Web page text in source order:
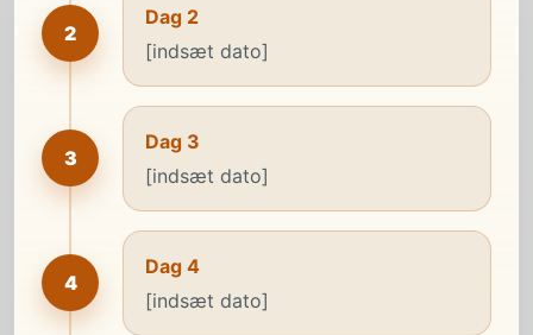
2
Dag 2
[indsæt dato]
3
Dag 3
[indsæt dato]
4
Dag 4
[indsæt dato]